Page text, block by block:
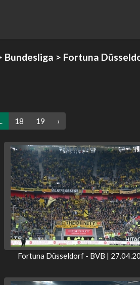
Bundesliga > Fortuna
18 19 ›
Fortuna Düsseldorf - BVB |